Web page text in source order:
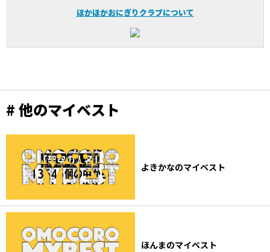
ほかほかおにぎりクラブについて
# 他のマイベスト
よきかなのマイベスト
ほんまのマイベスト